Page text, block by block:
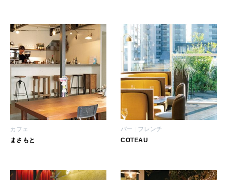
2026年2月号「良運を掴む 新・開運術。」
2026年1月号「猫がいれば、幸せ」
2025年12月号「お酒の新常識。」
カフェ
まさもと
バー フレンチ
COTEAU